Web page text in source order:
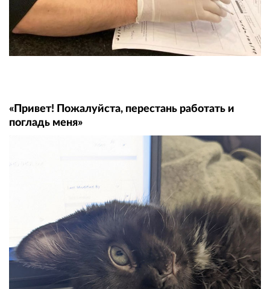
«Привет! Пожалуйста, перестань работать и
погладь меня»